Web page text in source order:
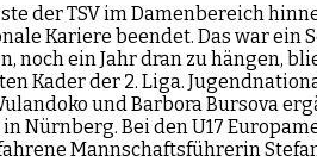
der TSV im Damenbereich
Kariere beendet. Das war ein
noch ein Jahr dran zu hängen,
Kader der 2. Liga.
und Barbora Bursova
Nürnberg. Bei den U17
Mannschaftsführerin